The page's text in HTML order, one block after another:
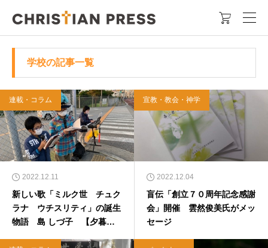

学校の記事一覧
連載・コラム
2022.12.11
新しい歌「ミルク世 チュク
ラナ ウチスリティ」の誕生
物語 島 しづ子 【夕暮れ
宣教・教会・神学
2022.12.04
盲伝「創立７０周年記念感謝
会」開催 雲然俊美氏がメッ
セージ